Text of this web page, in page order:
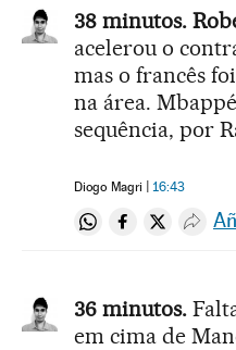
38 minutos.
acelerou o
mas o francês
na área.
sequência, por
Diogo Magri 16:43
Compartir en
Compartir en
36 minutos.
em cima de